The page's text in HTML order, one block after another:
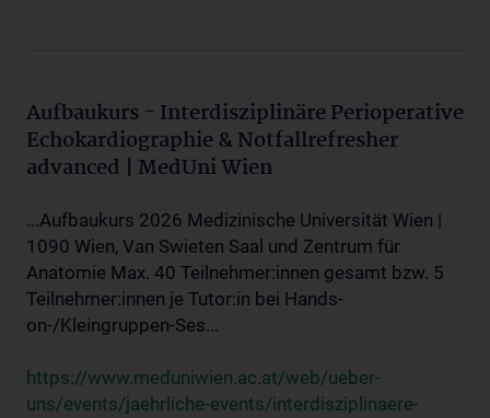
Aufbaukurs - Interdisziplinäre Perioperative
Echokardiographie & Notfallrefresher
advanced | MedUni Wien
...Aufbaukurs 2026 Medizinische Universität Wien |
1090 Wien, Van Swieten Saal und Zentrum für
Anatomie Max. 40 Teilnehmer:innen gesamt bzw. 5
Teilnehmer:innen je Tutor:in bei Hands-
on-/Kleingruppen-Ses...
https://www.meduniwien.ac.at/web/ueber-
uns/events/jaehrliche-events/interdisziplinaere-